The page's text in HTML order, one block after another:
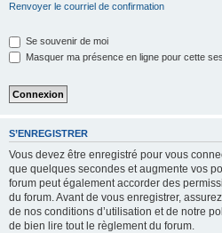
Renvoyer le courriel de confirmation
Se souvenir de moi
Masquer ma présence en ligne pour cette
S’ENREGISTRER
Vous devez être enregistré pour vous
que quelques secondes et augmente vos
forum peut également accorder des
du forum. Avant de vous enregistrer,
de nos conditions d’utilisation et de notre
de bien lire tout le règlement du forum.